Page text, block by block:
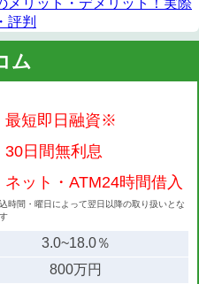
メリット・デメリット！実際
評判
ム
最短即日融資※
30日間無利息
ネット・ATM24時間借入
時間・曜日によって翌日以降の取り扱いとな
3.0~18.0％
800万円